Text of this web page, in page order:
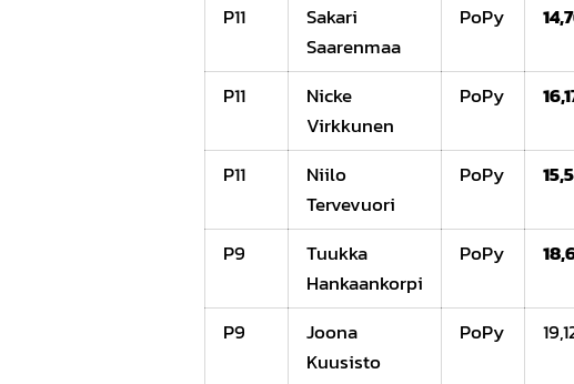
P11
Sakari
Saarenmaa
PoPy
P11
Nicke
Virkkunen
PoPy
P11
Niilo
Tervevuori
PoPy
P9
Tuukka
Hankaankorpi
PoPy
P9
Joona
Kuusisto
PoPy